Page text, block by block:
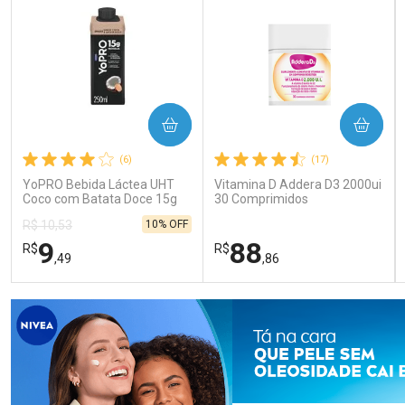
(6)
YoPRO Bebida Láctea UHT
Coco com Batata Doce 15g
R$ 10,53
R$9,49
10% OFF
COMPRAR
FECHAR
Laboratório
FECHAR
Por Menos
(17)
Vitamina D Addera D3 2000ui
30 Comprimidos
R$88,86
COMPRAR
Laboratório
Por Menos